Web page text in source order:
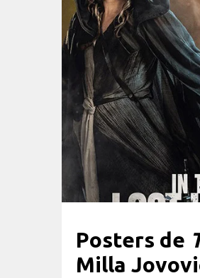
Posters de
Milla